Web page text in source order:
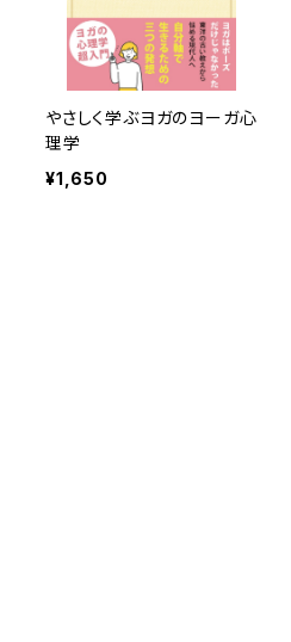
やさしく学ぶヨガのヨーガ心
理学
¥1,650